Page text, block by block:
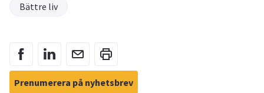
Bättre liv
Prenumerera på nyhetsbrev